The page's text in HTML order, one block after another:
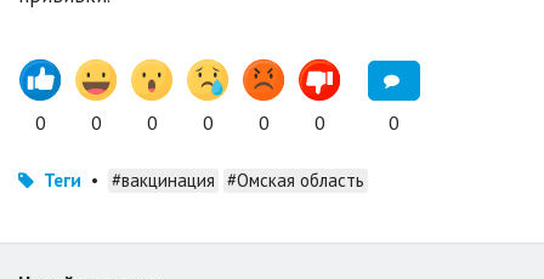
0 0 0 0 0 0 0
Теги • #вакцинация #Омская область